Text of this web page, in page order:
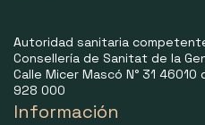
Autoridad sanitaria
Consellería de Sanitat de la
Calle Micer Mascó N° 31
928 000
Información